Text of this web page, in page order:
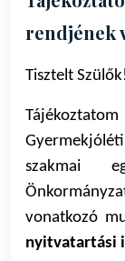
rendjének
Tisztelt
szakmai
vonatkozó
nyitvatartási